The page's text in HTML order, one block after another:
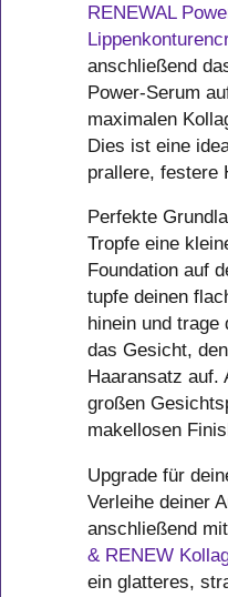
RENEWAL
anschließend
Power-Serum
maximalen
Dies ist eine
prallere, festere
Perfekte
Tropfe eine
Foundation auf
tupfe deinen
hinein und trage
das Gesicht,
Haaransatz auf.
großen
makellosen
Upgrade für
Verleihe deiner
anschließend
& RENEW
ein glatteres,